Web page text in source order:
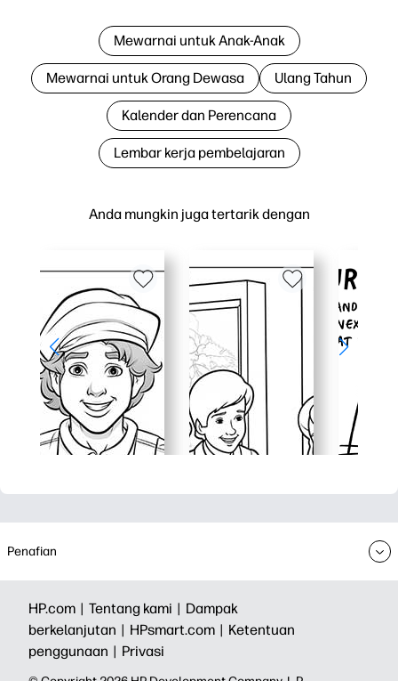
Anda mungkin juga tertarik dengan
Mewarnai untuk Anak-Anak
Mewarnai untuk Orang Dewasa Ulang Tahun
Kalender dan Perencana
Lembar kerja pembelajaran
Penafian
HP.com | Tentang kami | Dampak
berkelanjutan | HPsmart.com | Ketentuan
penggunaan | Privasi